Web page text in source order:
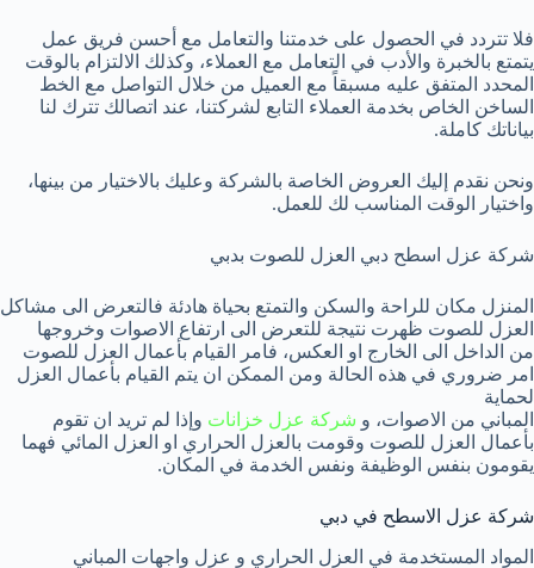
فلا تتردد في الحصول على خدمتنا والتعامل مع أحسن فريق عمل
يتمتع بالخبرة والأدب في التعامل مع العملاء، وكذلك الالتزام بالوقت
المحدد المتفق عليه مسبقاً مع العميل من خلال التواصل مع الخط
الساخن الخاص بخدمة العملاء التابع لشركتنا، عند اتصالك تترك لنا
بياناتك كاملة.
ونحن نقدم إليك العروض الخاصة بالشركة وعليك بالاختيار من بينها،
واختيار الوقت المناسب لك للعمل.
شركة عزل اسطح دبي العزل للصوت بدبي
المنزل مكان للراحة والسكن والتمتع بحياة هادئة فالتعرض الى مشاكل
العزل للصوت ظهرت نتيجة للتعرض الى ارتفاع الاصوات وخروجها
من الداخل الى الخارج او العكس، فامر القيام بأعمال العزل للصوت
امر ضروري في هذه الحالة ومن الممكن ان يتم القيام بأعمال العزل
لحماية
المباني من الاصوات، و شركة عزل خزانات وإذا لم تريد ان تقوم
بأعمال العزل للصوت وقومت بالعزل الحراري او العزل المائي فهما
يقومون بنفس الوظيفة ونفس الخدمة في المكان.
شركة عزل الاسطح في دبي
المواد المستخدمة في العزل الحراري و عزل واجهات المباني